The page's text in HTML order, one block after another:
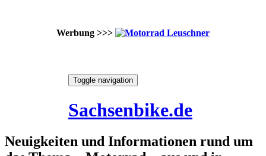
Werbung >>>
Toggle navigation
Sachsenbike.de
Neuigkeiten und Informationen rund um